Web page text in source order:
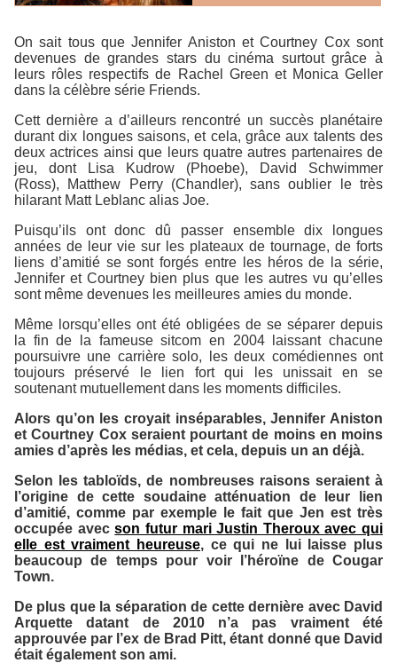
On sait tous que Jennifer Aniston et Courtney Cox sont
devenues de grandes stars du cinéma surtout grâce à
leurs rôles respectifs de Rachel Green et Monica Geller
dans la célèbre série Friends.
Cett dernière a d’ailleurs rencontré un succès planétaire
durant dix longues saisons, et cela, grâce aux talents des
deux actrices ainsi que leurs quatre autres partenaires de
jeu, dont Lisa Kudrow (Phoebe), David Schwimmer
(Ross), Matthew Perry (Chandler), sans oublier le très
hilarant Matt Leblanc alias Joe.
Puisqu’ils ont donc dû passer ensemble dix longues
années de leur vie sur les plateaux de tournage, de forts
liens d’amitié se sont forgés entre les héros de la série,
Jennifer et Courtney bien plus que les autres vu qu’elles
sont même devenues les meilleures amies du monde.
Même lorsqu’elles ont été obligées de se séparer depuis
la fin de la fameuse sitcom en 2004 laissant chacune
poursuivre une carrière solo, les deux comédiennes ont
toujours préservé le lien fort qui les unissait en se
soutenant mutuellement dans les moments difficiles.
Alors qu’on les croyait inséparables, Jennifer Aniston
et Courtney Cox seraient pourtant de moins en moins
amies d’après les médias, et cela, depuis un an déjà.
Selon les tabloïds, de nombreuses raisons seraient à
l’origine de cette soudaine atténuation de leur lien
d’amitié, comme par exemple le fait que Jen est très
occupée avecson futur mari Justin Theroux avec qui
elle est vraiment heureuse, ce qui ne lui laisse plus
beaucoup de temps pour voir l’héroïne de Cougar
Town.
De plus que la séparation de cette dernière avec David
Arquette datant de 2010 n’a pas vraiment été
approuvée par l’ex de Brad Pitt, étant donné que David
était également son ami.